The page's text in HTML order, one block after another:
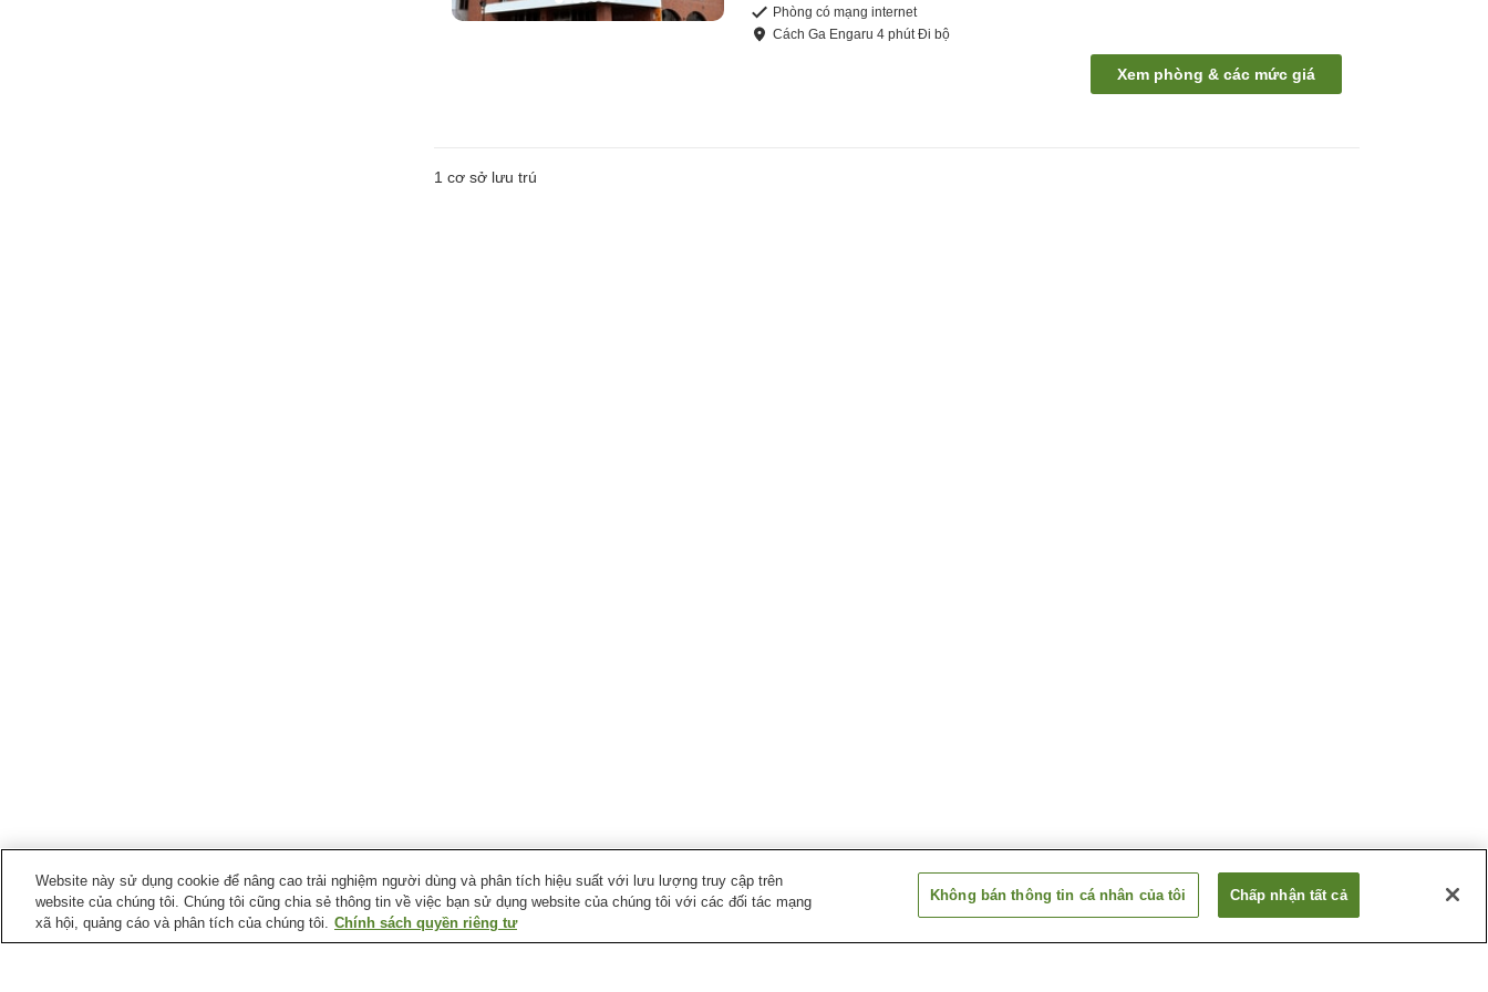
Phòng có mạng internet
CáchGa Engaru 4 phútĐi bộ
Xem phòng & các mức giá
1 cơ sở lưu trú
Ga xe lửa tại Thị trấn Engaru
Website này sử dụng cookie để nâng cao trải nghiệm người dùng và phân tích hiệu suất với lưu lượng truy cập trên
website của chúng tôi. Chúng tôi cũng chia sẻ thông tin về việc bạn sử dụng website của chúng tôi với các đối tác mạng
xã hội, quảng cáo và phân tích của chúng tôi. Chính sách quyền riêng tư
Không bán thông tin cá nhân của tôi Chấp nhận tất cả